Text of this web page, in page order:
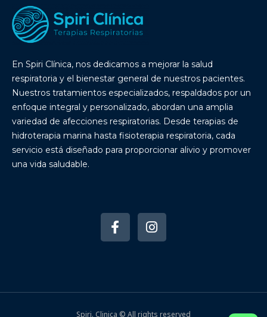
En Spiri Clínica, nos dedicamos a mejorar la salud
respiratoria y el bienestar general de nuestros pacientes.
Nuestros tratamientos especializados, respaldados por un
enfoque integral y personalizado, abordan una amplia
variedad de afecciones respiratorias. Desde terapias de
hidroterapia marina hasta fisioterapia respiratoria, cada
servicio está diseñado para proporcionar alivio y promover
una vida saludable.
Spiri. Clinica © All rights reserved